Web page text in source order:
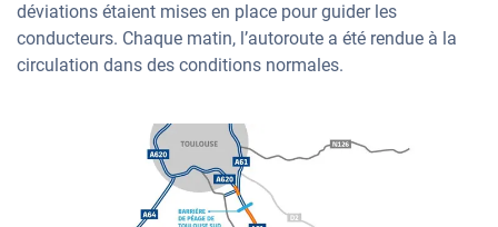
déviations étaient mises en place pour guider les
conducteurs. Chaque matin, l’autoroute a été rendue à la
circulation dans des conditions normales.